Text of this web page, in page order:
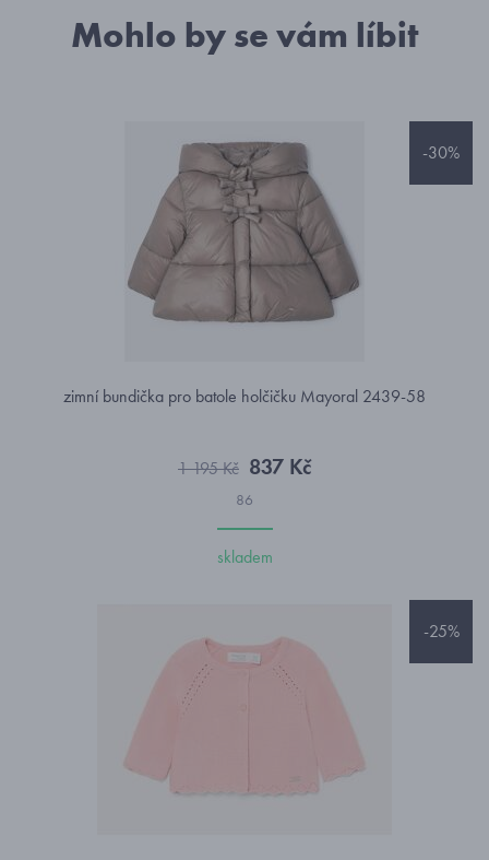
Mohlo by se vám líbit
-30%
zimní bundička pro batole holčičku Mayoral 2439-58
1 195 Kč 837 Kč
86
skladem
-25%